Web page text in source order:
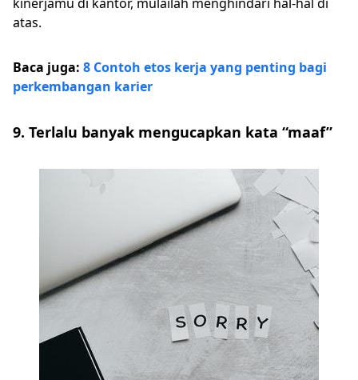
atas.
Baca juga: 8 Contoh etos kerja yang penting bagi
perkembangan karier
9. Terlalu banyak mengucapkan kata “maaf”